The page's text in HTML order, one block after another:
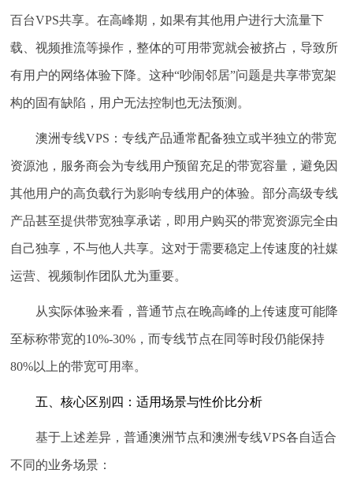
百台VPS共享。在高峰期，如果有其他用户进行大流量下
载、视频推流等操作，整体的可用带宽就会被挤占，导致所
有用户的网络体验下降。这种“吵闹邻居”问题是共享带宽架
构的固有缺陷，用户无法控制也无法预测。
澳洲专线VPS：专线产品通常配备独立或半独立的带宽
资源池，服务商会为专线用户预留充足的带宽容量，避免因
其他用户的高负载行为影响专线用户的体验。部分高级专线
产品甚至提供带宽独享承诺，即用户购买的带宽资源完全由
自己独享，不与他人共享。这对于需要稳定上传速度的社媒
运营、视频制作团队尤为重要。
从实际体验来看，普通节点在晚高峰的上传速度可能降
至标称带宽的10%-30%，而专线节点在同等时段仍能保持
80%以上的带宽可用率。
五、核心区别四：适用场景与性价比分析
基于上述差异，普通澳洲节点和澳洲专线VPS各自适合
不同的业务场景：